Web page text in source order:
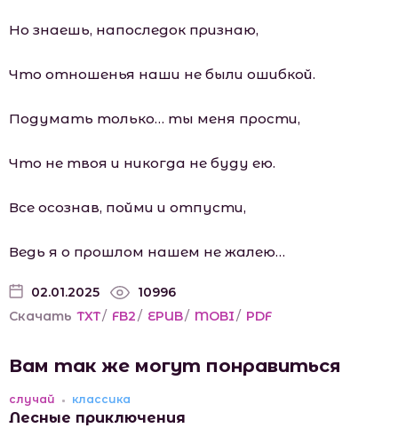
Но знаешь, напоследок признаю,
Что отношенья наши не были ошибкой.
Подумать только… ты меня прости,
Что не твоя и никогда не буду ею.
Все осознав, пойми и отпусти,
Ведь я о прошлом нашем не жалею…
02.01.2025
10996
Скачать TXT/ FB2/ EPUB/ MOBI/ PDF
Вам так же могут понравиться
случай классика
Лесные приключения